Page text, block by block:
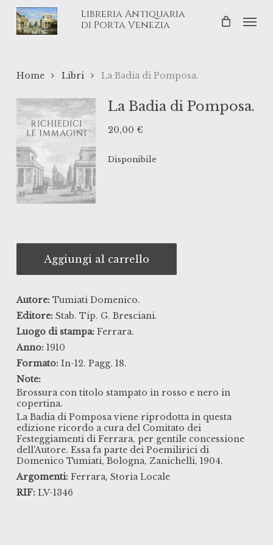
Skip
Libreria Antiquaria
di Porta Venezia
Home Libri La Badia di Pomposa.
La Badia di Pomposa.
20,00 €
Disponibile
Aggiungi al carrello
Autore: Tumiati Domenico.
Editore: Stab. Tip. G. Bresciani.
Luogo di stampa: Ferrara.
Anno: 1910
Formato: In-12. Pagg. 18.
Note:
Brossura con titolo stampato in rosso e nero in
copertina.
La Badia di Pomposa viene riprodotta in questa
edizione ricordo a cura del Comitato dei
Festeggiamenti di Ferrara, per gentile concessione
dell'Autore. Essa fa parte dei Poemilirici di
Domenico Tumiati, Bologna, Zanichelli, 1904.
Argomenti: Ferrara, Storia Locale
RIF: LV-1346